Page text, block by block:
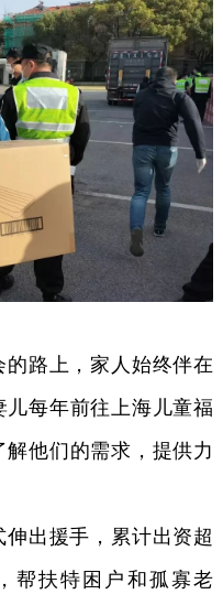
路上，家人始终伴在
每年前往上海儿童福
他们的需求，提供力
出援手，累计出资超
帮扶特困户和孤寡老